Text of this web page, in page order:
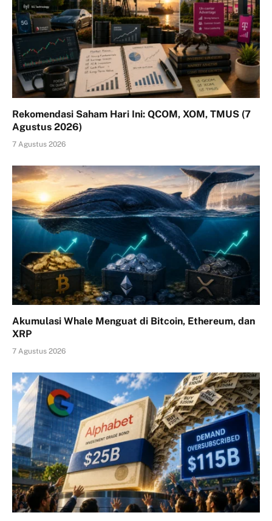
Rekomendasi Saham Hari Ini: QCOM, XOM, TMUS (7
Agustus 2026)
7 Agustus 2026
Akumulasi Whale Menguat di Bitcoin, Ethereum, dan
XRP
7 Agustus 2026